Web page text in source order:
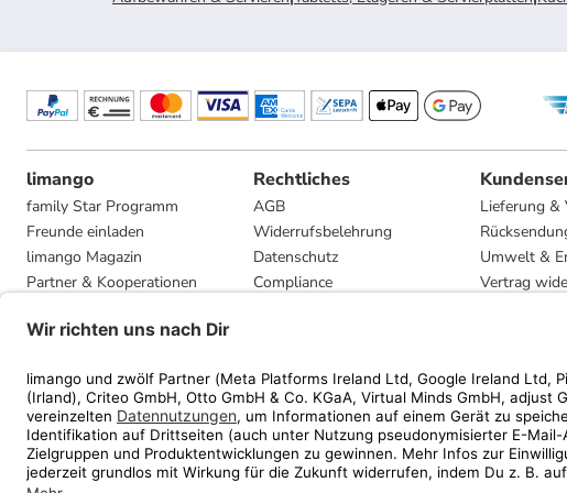
limango
family Star Programm
Freunde einladen
limango Magazin
Partner & Kooperationen
Presse
Rechtliches
AGB
Widerrufsbelehrung
Datenschutz
Compliance
Lieferung &
Umwelt &
Vertrag